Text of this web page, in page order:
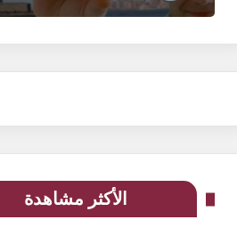
الأكثر مشاهدة